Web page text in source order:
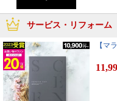
サービス・リフォーム
【マ